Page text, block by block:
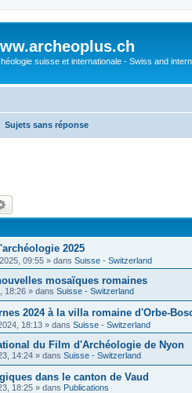
suisse et internationale - Swiss and
Sujets sans réponse
2025
09:55 » dans Suisse - Switzerland
mosaïques romaines
18:26 » dans Suisse - Switzerland
2024 à la villa romaine d'Orbe-
18:13 » dans Suisse - Switzerland
du Film d'Archéologie de Nyon
14:24 » dans Suisse - Switzerland
dans le canton de Vaud
18:25 » dans Publications